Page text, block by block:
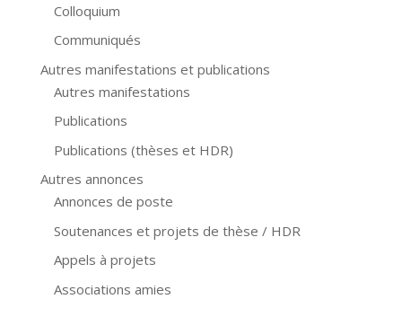
Colloquium
Communiqués
Autres manifestations et publications
Autres manifestations
Publications
Publications (thèses et HDR)
Autres annonces
Annonces de poste
Soutenances et projets de thèse / HDR
Appels à projets
Associations amies